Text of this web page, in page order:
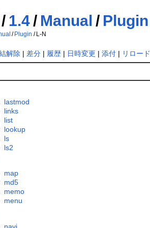
/ 1.4/ Manual / Plugin
/ Plugin / L-N
解除 | 差分| 履歴| 日時変更 | 添付| リロード
lastmod
links
list
lookup
ls
ls2
map
md5
memo
menu
navi